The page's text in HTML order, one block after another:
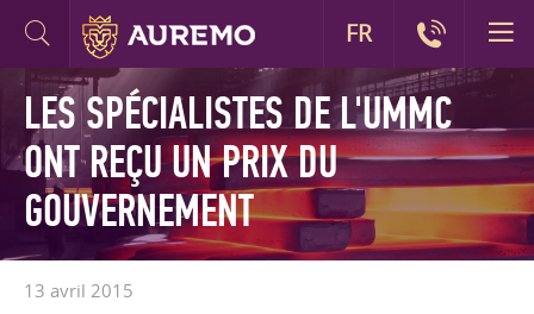
LES SPÉCIALISTES DE L'UMMC
ONT REÇU UN PRIX DU
GOUVERNEMENT
13 avril 2015
FR